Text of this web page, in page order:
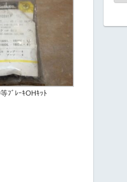
ﾌﾞﾚｰｷOHｷｯﾄ